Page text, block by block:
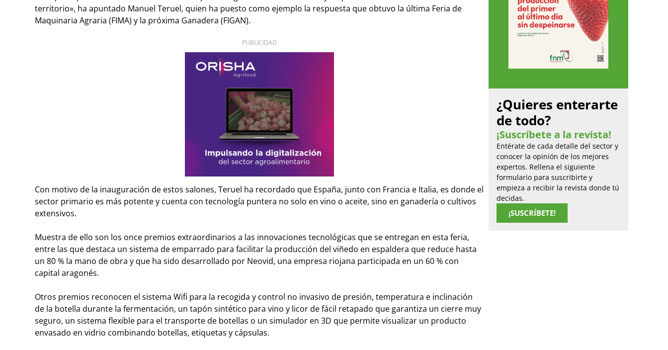
territorio», ha apuntado Manuel Teruel, quien ha puesto como ejemplo la respuesta que obtuvo la última Feria de
Maquinaria Agraria (FIMA) y la próxima Ganadera (FIGAN).
PUBLICIDAD
Con motivo de la inauguración de estos salones, Teruel ha recordado que España, junto con Francia e Italia, es donde el
sector primario es más potente y cuenta con tecnología puntera no solo en vino o aceite, sino en ganadería o cultivos
extensivos.
Muestra de ello son los once premios extraordinarios a las innovaciones tecnológicas que se entregan en esta feria,
entre las que destaca un sistema de emparrado para facilitar la producción del viñedo en espaldera que reduce hasta
un 80 % la mano de obra y que ha sido desarrollado por Neovid, una empresa riojana participada en un 60 % con
capital aragonés.
Otros premios reconocen el sistema Wifi para la recogida y control no invasivo de presión, temperatura e inclinación
de la botella durante la fermentación, un tapón sintético para vino y licor de fácil retapado que garantiza un cierre muy
seguro, un sistema flexible para el transporte de botellas o un simulador en 3D que permite visualizar un producto
envasado en vidrio combinando botellas, etiquetas y cápsulas.
¿Quieres enterarte
de todo?
¡Suscríbete a la revista!
Entérate de cada detalle del sector y
conocer la opinión de los mejores
expertos. Rellena el siguiente
formulario para suscribirte y
empieza a recibir la revista donde tú
decidas.
¡SUSCRÍBETE!